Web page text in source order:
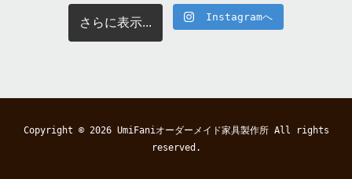
さらに表示... Instagramへ
Copyright © 2026 UmiFaniオーダーメイド家具製作所All rights
reserved.